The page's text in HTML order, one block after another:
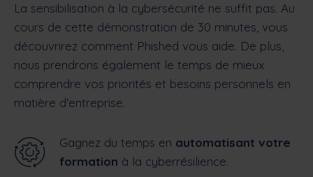
La sensibilisation à la cybersécurité ne suffit pas. Au
cours de cette démonstration de 30 minutes, vous
découvrirez comment Phished vous aide. De plus,
nous prendrons également le temps de mieux
comprendre vos priorités et besoins personnels en
matière d'entreprise.
Gagnez du temps en automatisant votre
formation à la cyberrésilience.